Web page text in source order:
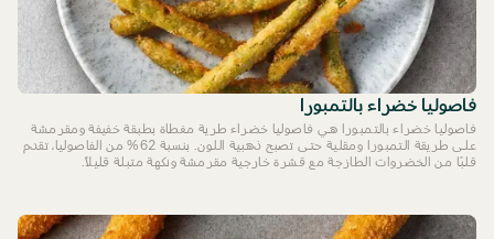
فاصوليا خضراء بالتمبورا
فاصوليا خضراء بالتمبورا هي فاصوليا خضراء طرية مغطاة بطبقة خفيفة ومقرمشة
على طريقة التمبورا ومقلية حتى تصبح ذهبية اللون. بنسبة 62% من الفاصوليا، تقدم
قلبًا من الخضروات الطازجة مع قشرة خارجية مقرمشة ونكهة متبلة قليلاً.